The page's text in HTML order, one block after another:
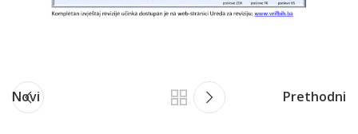
Novi Prethodni